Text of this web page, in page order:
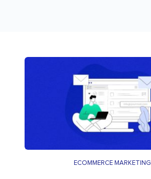
ECOMMERCE MARKETING